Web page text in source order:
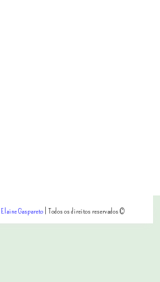
Elaine Gaspareto| Todos os direitos reservados ©